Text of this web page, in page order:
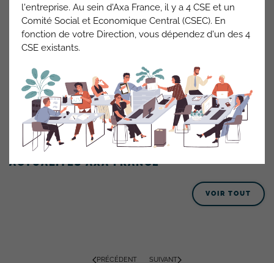
Votre carte restaurant sera envoyée à votre domicile et
chargéesur la base des jours de télétravail du mois échu
Votre carte sera utilisable du lundi au samedi pour un
plafond d’utilisation de 19€/jour
ACTUALITÉS AXA FRANCE
VOIR TOUT
PRÉCÉDENT SUIVANT
l'entreprise. Au sein d'Axa France, il y a 4 CSE et un
Comité Social et Economique Central (CSEC). En
fonction de votre Direction, vous dépendez d'un des 4
CSE existants.